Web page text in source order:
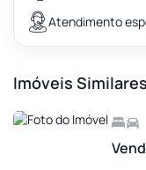
Atendimento
Imóveis Similares